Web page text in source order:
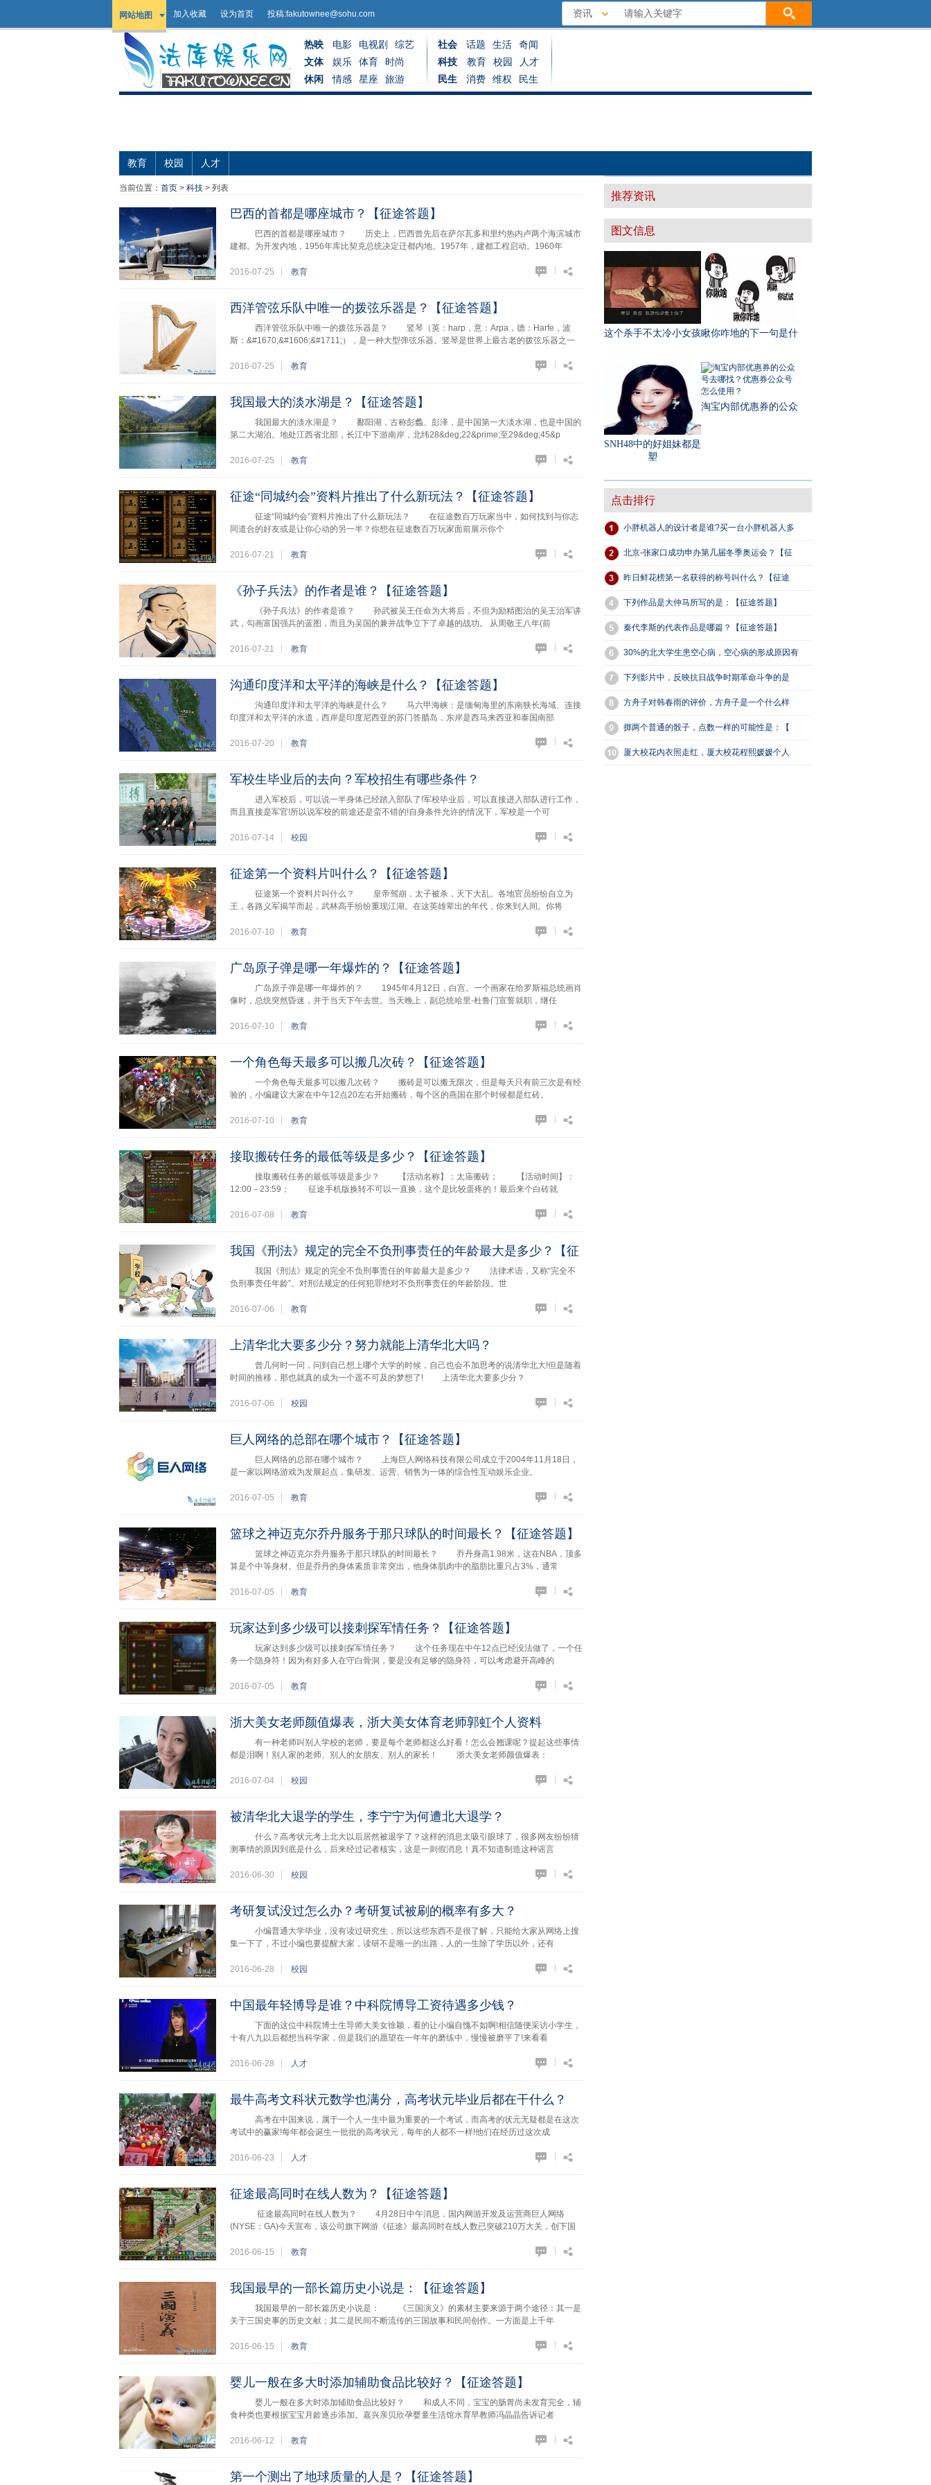
网站地图 加入收藏 设为首页 投稿:fakutownee@sohu.com 资讯
热映 电影 电视剧
综艺
文体
娱乐 体育
时尚
休闲
情感 星座 旅游
社会 话题 生活
奇闻
科技
教育 校园
人才
民生
消费 维权 民生
教育 校园 人才
当前位置： 首页 > 科技 > 列表
巴西的首都是哪座城市？【征途答题】
巴西的首都是哪座城市？ 历史上，巴西曾先后在萨尔瓦多和里约热内卢两个海滨城市
建都。为开发内地，1956年库比契克总统决定迁都内地。1957年，建都工程启动。1960年
2016-07-25 教育
西洋管弦乐队中唯一的拨弦乐器是？【征途答题】
西洋管弦乐队中唯一的拨弦乐器是？ 竖琴（英：harp，意：Arpa，德：Harfe，波
斯：&#1670;&#1606;&#1711;），是一种大型弹弦乐器。竖琴是世界上最古老的拨弦乐器之一
2016-07-25 教育
我国最大的淡水湖是？【征途答题】
我国最大的淡水湖是？ 鄱阳湖，古称彭蠡、彭泽，是中国第一大淡水湖，也是中国的
第二大湖泊。地处江西省北部，长江中下游南岸，北纬28&deg;22&prime;至29&deg;45&p
2016-07-25 教育
征途“同城约会”资料片推出了什么新玩法？【征途答题】
征途“同城约会”资料片推出了什么新玩法？ 在征途数百万玩家当中，如何找到与你志
同道合的好友或是让你心动的另一半？你想在征途数百万玩家面前展示你个
2016-07-21 教育
《孙子兵法》的作者是谁？【征途答题】
《孙子兵法》的作者是谁？ 孙武被吴王任命为大将后，不但为励精图治的吴王治军讲
武，勾画富国强兵的蓝图，而且为吴国的兼并战争立下了卓越的战功。 从周敬王八年(前
2016-07-21 教育
沟通印度洋和太平洋的海峡是什么？【征途答题】
沟通印度洋和太平洋的海峡是什么？ 马六甲海峡：是缅甸海里的东南狭长海域、连接
印度洋和太平洋的水道，西岸是印度尼西亚的苏门答腊岛，东岸是西马来西亚和泰国南部
2016-07-20 教育
军校生毕业后的去向？军校招生有哪些条件？
进入军校后，可以说一半身体已经踏入部队了!军校毕业后，可以直接进入部队进行工作，
而且直接是军官!所以说军校的前途还是蛮不错的!自身条件允许的情况下，军校是一个可
2016-07-14 校园
征途第一个资料片叫什么？【征途答题】
征途第一个资料片叫什么？ 皇帝驾崩，太子被杀，天下大乱。各地官员纷纷自立为
王，各路义军揭竿而起，武林高手纷纷重现江湖。在这英雄辈出的年代，你来到人间。你将
2016-07-10 教育
广岛原子弹是哪一年爆炸的？【征途答题】
广岛原子弹是哪一年爆炸的？ 1945年4月12日，白宫。一个画家在给罗斯福总统画肖
像时，总统突然昏迷，并于当天下午去世。当天晚上，副总统哈里-杜鲁门宣誓就职，继任
2016-07-10 教育
一个角色每天最多可以搬几次砖？【征途答题】
一个角色每天最多可以搬几次砖？ 搬砖是可以搬无限次，但是每天只有前三次是有经
验的，小编建议大家在中午12点20左右开始搬砖，每个区的燕国在那个时候都是红砖。
2016-07-10 教育
接取搬砖任务的最低等级是多少？【征途答题】
接取搬砖任务的最低等级是多少？ 【活动名称】：太庙搬砖； 【活动时间】：
12:00－23:59； 征途手机版换转不可以一直换，这个是比较蛋疼的！最后来个白砖就
2016-07-08 教育
我国《刑法》规定的完全不负刑事责任的年龄最大是多少？【征
途答题】
我国《刑法》规定的完全不负刑事责任的年龄最大是多少？ 法律术语，又称“完全不
负刑事责任年龄”。对刑法规定的任何犯罪绝对不负刑事责任的年龄阶段。世
2016-07-06 教育
上清华北大要多少分？努力就能上清华北大吗？
曾几何时一问，问到自己想上哪个大学的时候，自己也会不加思考的说清华北大!但是随着
时间的推移，那也就真的成为一个遥不可及的梦想了! 上清华北大要多少分？
2016-07-06 校园
巨人网络的总部在哪个城市？【征途答题】
巨人网络的总部在哪个城市？ 上海巨人网络科技有限公司成立于2004年11月18日，
是一家以网络游戏为发展起点，集研发、运营、销售为一体的综合性互动娱乐企业。
2016-07-05 教育
篮球之神迈克尔乔丹服务于那只球队的时间最长？【征途答题】
篮球之神迈克尔乔丹服务于那只球队的时间最长？ 乔丹身高1.98米，这在NBA，顶多
算是个中等身材。但是乔丹的身体素质非常突出，他身体肌肉中的脂肪比重只占3%，通常
2016-07-05 教育
玩家达到多少级可以接刺探军情任务？【征途答题】
玩家达到多少级可以接刺探军情任务？ 这个任务现在中午12点已经没法做了，一个任
务一个隐身符！因为有好多人在守白骨洞，要是没有足够的隐身符，可以考虑避开高峰的
2016-07-05 教育
浙大美女老师颜值爆表，浙大美女体育老师郭虹个人资料
有一种老师叫别人学校的老师，要是每个老师都这么好看！怎么会翘课呢？提起这些事情
都是泪啊！别人家的老师、别人的女朋友、别人的家长！ 浙大美女老师颜值爆表：
2016-07-04 校园
被清华北大退学的学生，李宁宁为何遭北大退学？
什么？高考状元考上北大以后居然被退学了？这样的消息太吸引眼球了，很多网友纷纷猜
测事情的原因到底是什么，后来经过记者核实，这是一则假消息！真不知道制造这种谣言
2016-06-30 校园
考研复试没过怎么办？考研复试被刷的概率有多大？
小编普通大学毕业，没有读过研究生，所以这些东西不是很了解，只能给大家从网络上搜
集一下了，不过小编也要提醒大家，读研不是唯一的出路，人的一生除了学历以外，还有
2016-06-28 校园
中国最年轻博导是谁？中科院博导工资待遇多少钱？
下面的这位中科院博士生导师大美女徐颖，看的让小编自愧不如啊!相信随便采访小学生，
十有八九以后都想当科学家，但是我们的愿望在一年年的磨练中，慢慢被磨平了!来看看
2016-06-28 人才
最牛高考文科状元数学也满分，高考状元毕业后都在干什么？
高考在中国来说，属于一个人一生中最为重要的一个考试，而高考的状元无疑都是在这次
考试中的赢家!每年都会诞生一批批的高考状元，每年的人都不一样!他们在经历过这次成
2016-06-23 人才
征途最高同时在线人数为？【征途答题】
征途最高同时在线人数为？ 4月28日中午消息，国内网游开发及运营商巨人网络
(NYSE：GA)今天宣布，该公司旗下网游《征途》最高同时在线人数已突破210万大关，创下国
2016-06-15 教育
我国最早的一部长篇历史小说是：【征途答题】
我国最早的一部长篇历史小说是： 《三国演义》的素材主要来源于两个途径：其一是
关于三国史事的历史文献；其二是民间不断流传的三国故事和民间创作。一方面是上千年
2016-06-15 教育
婴儿一般在多大时添加辅助食品比较好？【征途答题】
婴儿一般在多大时添加辅助食品比较好？ 和成人不同，宝宝的肠胃尚未发育完全，辅
食种类也要根据宝宝月龄逐步添加。嘉兴亲贝欣孕婴童生活馆水育早教师冯晶晶告诉记者
2016-06-12 教育
第一个测出了地球质量的人是？【征途答题】
推荐资讯
图文信息
这个杀手不太冷小女孩瞅你咋地的下一句是什
SNH48中的好姐妹都是
塑
淘宝内部优惠券的公众
点击排行
小胖机器人的设计者是谁?买一台小胖机器人多
北京-张家口成功申办第几届冬季奥运会？【征
昨日鲜花榜第一名获得的称号叫什么？【征途
下列作品是大仲马所写的是：【征途答题】
秦代李斯的代表作品是哪篇？【征途答题】
30%的北大学生患空心病，空心病的形成原因有
下列影片中，反映抗日战争时期革命斗争的是
方舟子对韩春雨的评价，方舟子是一个什么样
掷两个普通的骰子，点数一样的可能性是：【
厦大校花内衣照走红，厦大校花程熙媛媛个人